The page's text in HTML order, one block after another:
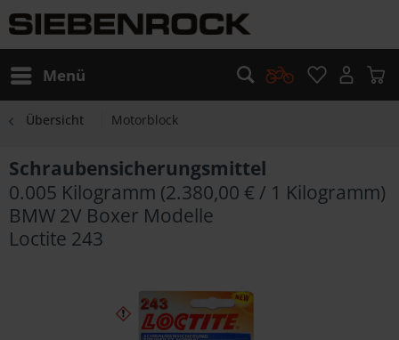
Menü
Übersicht Motorblock
Schraubensicherungsmittel
0.005 Kilogramm (2.380,00 € / 1 Kilogramm)
BMW 2V Boxer Modelle
Loctite 243